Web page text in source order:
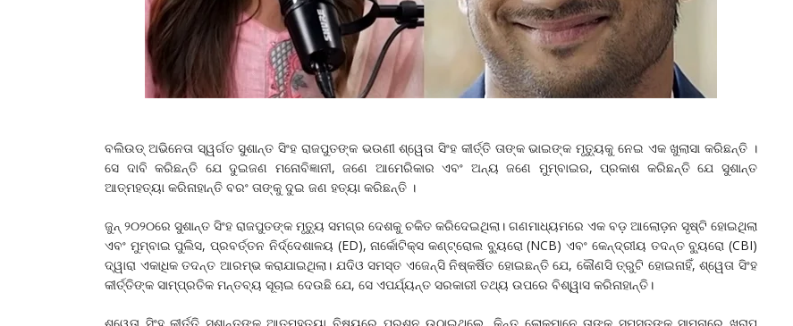
ବଲିଉଡ୍ ଅଭିନେତା ସ୍ୱର୍ଗତ ସୁଶାନ୍ତ ସିଂହ ରାଜପୁତଙ୍କ ଭଉଣୀ ଶ୍ୱେତା ସିଂହ କୀର୍ତ୍ତି ତାଙ୍କ ଭାଇଙ୍କ ମୃତ୍ୟୁକୁ ନେଇ ଏକ ଖୁଲାସା କରିଛନ୍ତି ।
ସେ ଦାବି କରିଛନ୍ତି ଯେ ଦୁଇଜଣ ମନୋବିଜ୍ଞାନୀ, ଜଣେ ଆମେରିକାର ଏବଂ ଅନ୍ୟ ଜଣେ ମୁମ୍ବାଇର, ପ୍ରକାଶ କରିଛନ୍ତି ଯେ ସୁଶାନ୍ତ
ଆତ୍ମହତ୍ୟା କରିନାହାନ୍ତି ବରଂ ତାଙ୍କୁ ଦୁଇ ଜଣ ହତ୍ୟା କରିଛନ୍ତି ।
ଜୁନ୍ ୨୦୨୦ରେ ସୁଶାନ୍ତ ସିଂହ ରାଜପୁତଙ୍କ ମୃତ୍ୟୁ ସମଗ୍ର ଦେଶକୁ ଚକିତ କରିଦେଇଥିଲା। ଗଣମାଧ୍ୟମରେ ଏକ ବଡ଼ ଆଲୋଡ଼ନ ସୃଷ୍ଟି ହୋଇଥିଲା
ଏବଂ ମୁମ୍ବାଇ ପୁଲିସ, ପ୍ରବର୍ତ୍ତନ ନିର୍ଦ୍ଦେଶାଳୟ (ED), ନାର୍କୋଟିକ୍ସ କଣ୍ଟ୍ରୋଲ ବ୍ୟୁରୋ (NCB) ଏବଂ କେନ୍ଦ୍ରୀୟ ତଦନ୍ତ ବ୍ୟୁରୋ (CBI)
ଦ୍ୱାରା ଏକାଧିକ ତଦନ୍ତ ଆରମ୍ଭ କରାଯାଇଥିଲା। ଯଦିଓ ସମସ୍ତ ଏଜେନ୍ସି ନିଷ୍କର୍ଷିତ ହୋଇଛନ୍ତି ଯେ, କୌଣସି ତ୍ରୁଟି ହୋଇନାହିଁ, ଶ୍ୱେତା ସିଂହ
କୀର୍ତ୍ତିଙ୍କ ସାମ୍ପ୍ରତିକ ମନ୍ତବ୍ୟ ସୂଚାଇ ଦେଉଛି ଯେ, ସେ ଏପର୍ଯ୍ୟନ୍ତ ସରକାରୀ ତଥ୍ୟ ଉପରେ ବିଶ୍ୱାସ କରିନାହାନ୍ତି।